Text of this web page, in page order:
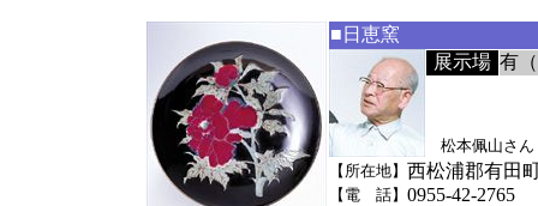
■日恵窯
展示場 有
松本佩山さん
【所在地】 西松浦郡有田
【電 話】 0955-42-2765